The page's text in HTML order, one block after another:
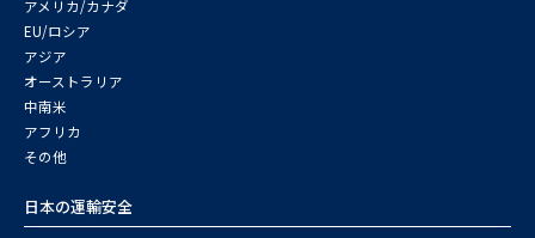
アメリカ/カナダ
EU/ロシア
アジア
オーストラリア
中南米
アフリカ
その他
日本の運輸安全